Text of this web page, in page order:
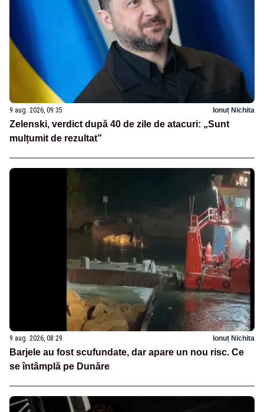
9 aug. 2026, 09:35 Ionuț Nichita
Zelenski, verdict după 40 de zile de atacuri: „Sunt
mulțumit de rezultat”
9 aug. 2026, 08:29 Ionuț Nichita
Barjele au fost scufundate, dar apare un nou risc. Ce
se întâmplă pe Dunăre